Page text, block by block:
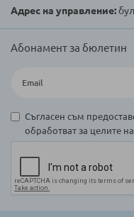
Адрес на управление:
Абонамент за бюлетин
Съгласен съм
обработват за целите